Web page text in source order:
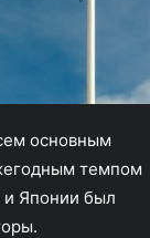
основным
темпом
и Японии был